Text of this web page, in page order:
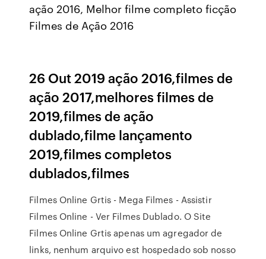
ação 2016, Melhor filme completo ficção
Filmes de Ação 2016
26 Out 2019 ação 2016,filmes de
ação 2017,melhores filmes de
2019,filmes de ação
dublado,filme lançamento
2019,filmes completos
dublados,filmes
Filmes Online Grtis - Mega Filmes - Assistir
Filmes Online - Ver Filmes Dublado. O Site
Filmes Online Grtis apenas um agregador de
links, nenhum arquivo est hospedado sob nosso